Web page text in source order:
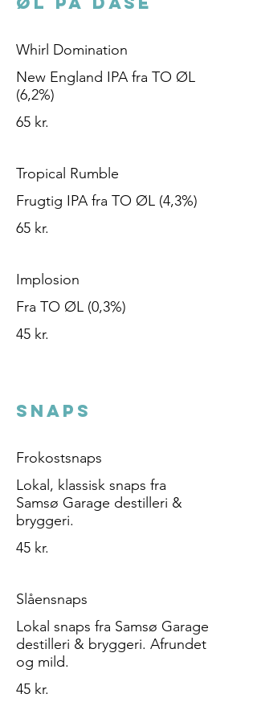
Whirl Domination
New England IPA fra TO ØL
(6,2%)
65 kr.
Tropical Rumble
65 kr.
Implosion
45 kr.
SNAPS
Frokostsnaps
Lokal, klassisk snaps fra
Samsø Garage destilleri &
bryggeri.
45 kr.
Slåensnaps
Lokal snaps fra Samsø Garage
destilleri & bryggeri. Afrundet
og mild.
45 kr.